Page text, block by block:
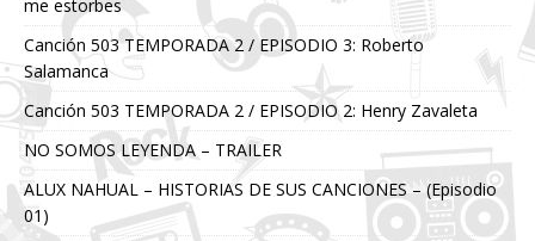
me estorbes
Canción 503 TEMPORADA 2 / EPISODIO 3: Roberto
Salamanca
Canción 503 TEMPORADA 2 / EPISODIO 2: Henry Zavaleta
NO SOMOS LEYENDA – TRAILER
ALUX NAHUAL – HISTORIAS DE SUS CANCIONES – (Episodio
01)